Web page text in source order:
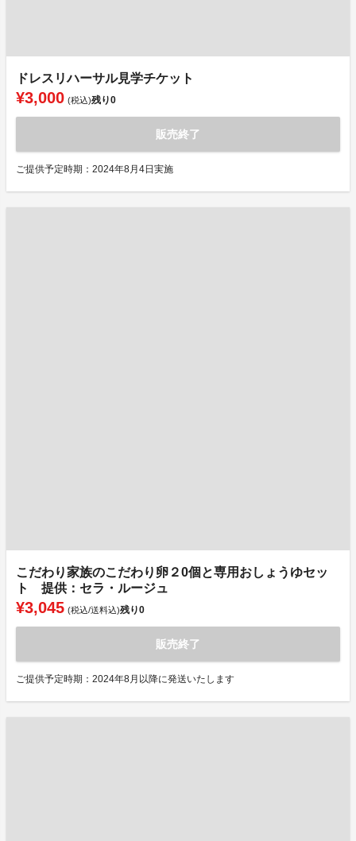
ドレスリハーサル見学チケット
¥3,000 (税込)残り0
販売終了
ご提供予定時期：2024年8月4日実施
こだわり家族のこだわり卵２0個と専用おしょうゆセッ
ト 提供：セラ・ルージュ
¥3,045 (税込/送料込)残り0
販売終了
ご提供予定時期：2024年8月以降に発送いたします